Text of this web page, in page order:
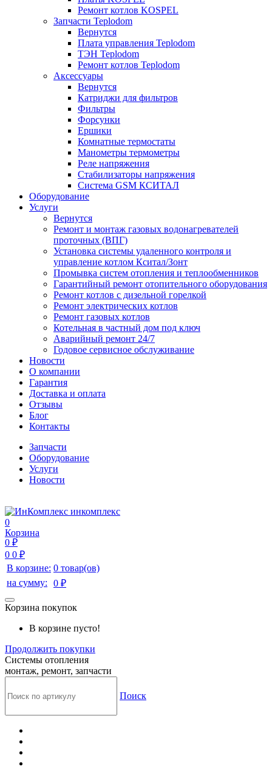
Ремонт котлов KOSPEL
Запчасти Teplodom
Вернутся
Плата управления Teplodom
ТЭН Teplodom
Ремонт котлов Teplodom
Аксессуары
Вернутся
Катриджи для фильтров
Фильтры
Форсунки
Ершики
Комнатные термостаты
Манометры термометры
Реле напряжения
Стабилизаторы напряжения
Система GSM КСИТАЛ
Оборудование
Услуги
Вернутся
Ремонт и монтаж газовых водонагревателей
проточных (ВПГ)
Установка системы удаленного контроля и
управление котлом Кситал/Зонт
Промывка систем отопления и теплообменников
Гарантийный ремонт отопительного оборудования
Ремонт котлов с дизельной горелкой
Ремонт электрических котлов
Ремонт газовых котлов
Котельная в частный дом под ключ
Аварийный ремонт 24/7
Годовое сервисное обслуживание
Новости
О компании
Гарантия
Доставка и оплата
Отзывы
Блог
Контакты
Запчасти
Оборудование
Услуги
Новости
инкомплекс
0
Корзина
0 ₽
0 0 ₽
В корзине: 0 товар(ов)
на сумму:
0 ₽
Корзина покупок
В корзине пусто!
Продолжить покупки
Системы отопления
монтаж, ремонт, запчасти
Поиск